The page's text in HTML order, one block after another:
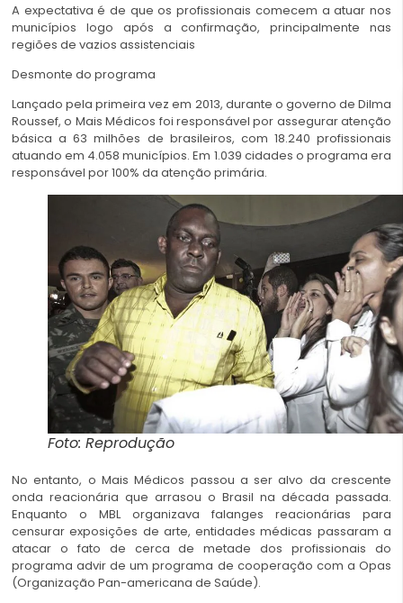
A expectativa é de que os profissionais comecem a atuar nos
municípios logo após a confirmação, principalmente nas
regiões de vazios assistenciais
Desmonte do programa
Lançado pela primeira vez em 2013, durante o governo de Dilma
Roussef, o Mais Médicos foi responsável por assegurar atenção
básica a 63 milhões de brasileiros, com 18.240 profissionais
atuando em 4.058 municípios. Em 1.039 cidades o programa era
responsável por 100% da atenção primária.
Foto: Reprodução
No entanto, o Mais Médicos passou a ser alvo da crescente
onda reacionária que arrasou o Brasil na década passada.
Enquanto o MBL organizava falanges reacionárias para
censurar exposições de arte, entidades médicas passaram a
atacar o fato de cerca de metade dos profissionais do
programa advir de um programa de cooperação com a Opas
(Organização Pan-americana de Saúde).